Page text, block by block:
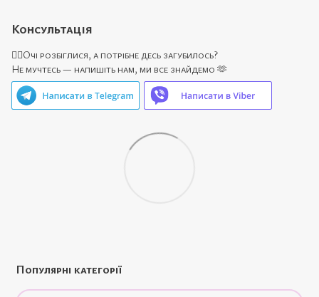
Консультація
🙋‍♀️Очі розбіглися, а потрібне десь загубилось?
Не мучтесь — напишіть нам, ми все знайдемо 🫶
Популярні категорії